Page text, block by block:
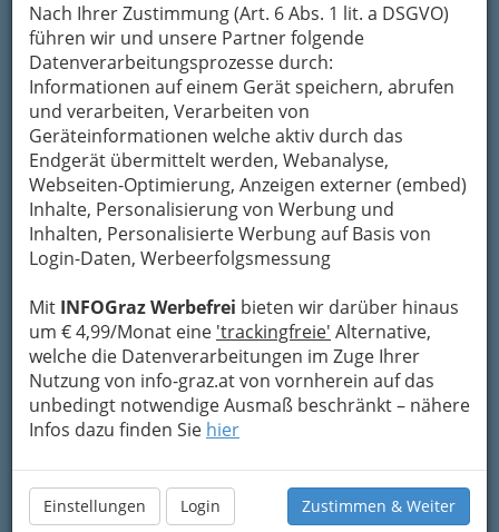
Nach Ihrer Zustimmung (Art. 6 Abs. 1 lit. a DSGVO)
führen wir und unsere Partner folgende
Datenverarbeitungsprozesse durch:
Informationen auf einem Gerät speichern, abrufen
und verarbeiten, Verarbeiten von
Geräteinformationen welche aktiv durch das
Endgerät übermittelt werden, Webanalyse,
Webseiten-Optimierung, Anzeigen externer (embed)
Inhalte, Personalisierung von Werbung und
Inhalten, Personalisierte Werbung auf Basis von
Login-Daten, Werbeerfolgsmessung
Mit INFOGraz Werbefrei bieten wir darüber hinaus
um € 4,99/Monat eine 'trackingfreie' Alternative,
welche die Datenverarbeitungen im Zuge Ihrer
Nutzung von info-graz.at von vornherein auf das
unbedingt notwendige Ausmaß beschränkt – nähere
Infos dazu finden Sie hier
Einstellungen Login Zustimmen & Weiter
weitergeleitet.
Mein Name
Meine Email Adresse
Mein Betreff
Meine Nachricht